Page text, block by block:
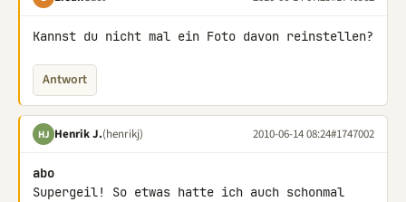
Kannst du nicht mal ein Foto davon reinstellen?
Antwort
HJ Henrik J.(henrikj) 2010-06-14 08:24#1747002
abo
Supergeil! So etwas hatte ich auch schonmal